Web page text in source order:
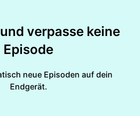
verpasse keine
Episode
neue Episoden auf dein
Endgerät.